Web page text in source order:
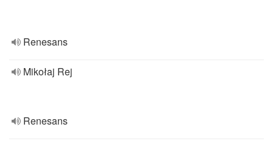
Renesans
Mikołaj Rej
Renesans